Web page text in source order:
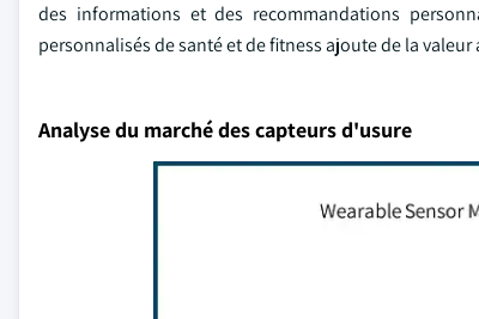
des informations et des recommandations
personnalisés de santé et de fitness ajoute de la
Analyse du marché des capteurs d'usure